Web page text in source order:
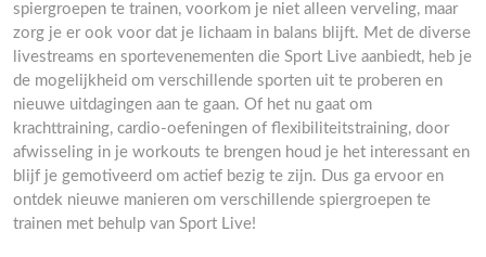
spiergroepen te trainen, voorkom je niet alleen verveling, maar
zorg je er ook voor dat je lichaam in balans blijft. Met de diverse
livestreams en sportevenementen die Sport Live aanbiedt, heb je
de mogelijkheid om verschillende sporten uit te proberen en
nieuwe uitdagingen aan te gaan. Of het nu gaat om
krachttraining, cardio-oefeningen of flexibiliteitstraining, door
afwisseling in je workouts te brengen houd je het interessant en
blijf je gemotiveerd om actief bezig te zijn. Dus ga ervoor en
ontdek nieuwe manieren om verschillende spiergroepen te
trainen met behulp van Sport Live!